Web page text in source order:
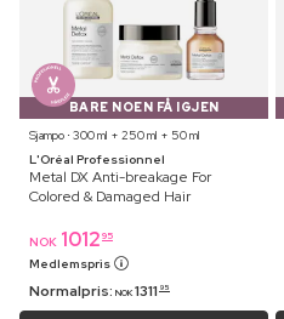
BARE NOEN FÅ IGJEN
Sjampo ⋅ 300 ml + 250 ml + 50 ml
L'Oréal Professionnel
Metal DX Anti-breakage For
Colored & Damaged Hair
NOK 1012 95
Medlemspris
Normalpris: NOK 1311 95